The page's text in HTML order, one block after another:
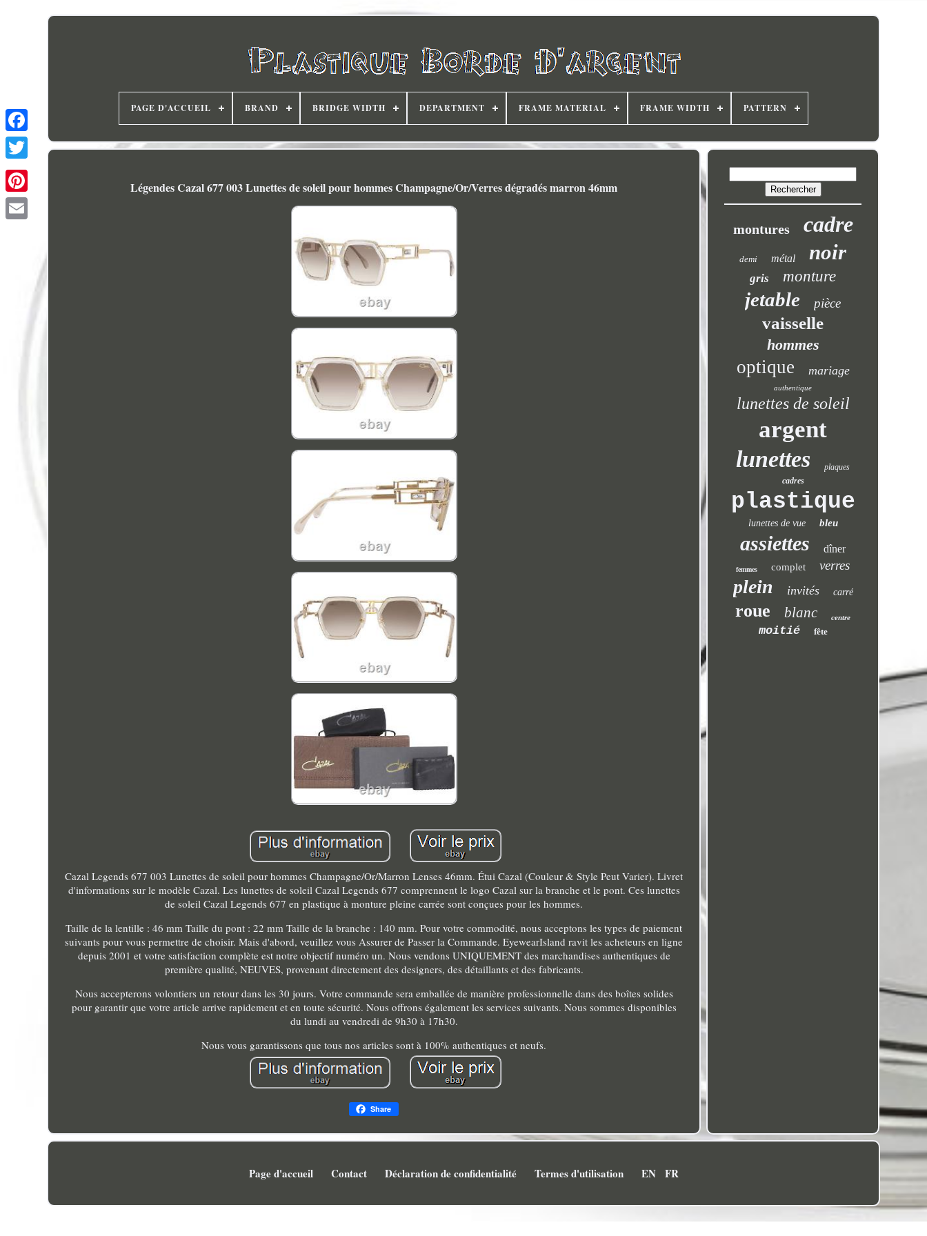
PAGE D'ACCUEIL BRAND BRIDGE WIDTH DEPARTMENT FRAME MATERIAL FRAME WIDTH PATTERN
Légendes Cazal 677 003 Lunettes de soleil pour hommes Champagne/Or/Verres dégradés marron 46mm
Cazal Legends 677 003 Lunettes de soleil pour hommes Champagne/Or/Marron Lenses 46mm. Étui Cazal (Couleur & Style Peut Varier). Livret
d'informations sur le modèle Cazal. Les lunettes de soleil Cazal Legends 677 comprennent le logo Cazal sur la branche et le pont. Ces lunettes
de soleil Cazal Legends 677 en plastique à monture pleine carrée sont conçues pour les hommes.
Taille de la lentille : 46 mm Taille du pont : 22 mm Taille de la branche : 140 mm. Pour votre commodité, nous acceptons les types de paiement
suivants pour vous permettre de choisir. Mais d'abord, veuillez vous Assurer de Passer la Commande. EyewearIsland ravit les acheteurs en ligne
depuis 2001 et votre satisfaction complète est notre objectif numéro un. Nous vendons UNIQUEMENT des marchandises authentiques de
première qualité, NEUVES, provenant directement des designers, des détaillants et des fabricants.
Nous accepterons volontiers un retour dans les 30 jours. Votre commande sera emballée de manière professionnelle dans des boîtes solides
pour garantir que votre article arrive rapidement et en toute sécurité. Nous offrons également les services suivants. Nous sommes disponibles
du lundi au vendredi de 9h30 à 17h30.
Nous vous garantissons que tous nos articles sont à 100% authentiques et neufs.
Share
montures cadre
demi métal noir
gris monture
jetable pièce
vaisselle
hommes
optique mariage
authentique
lunettes de soleil
argent
lunettes
plaques
cadres
plastique
lunettes de vue bleu
assiettes dîner
femmes complet verres
plein invités carré
roue blanc centre
moitié fête
Page d'accueil Contact Déclaration de confidentialité Termes d'utilisation EN FR